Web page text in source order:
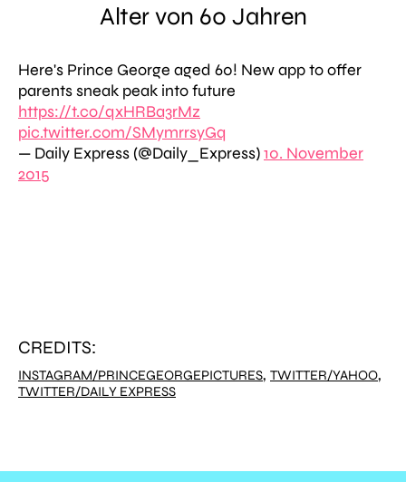
Alter von 60 Jahren
Here's Prince George aged 60! New app to offer
parents sneak peak into future
https://t.co/qxHRBa3rMz
pic.twitter.com/SMymrrsyGq
— Daily Express (@Daily_Express)10. November
2015
CREDITS:
INSTAGRAM/PRINCEGEORGEPICTURES, TWITTER/YAHOO,
TWITTER/DAILY EXPRESS